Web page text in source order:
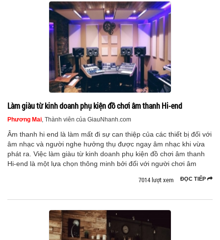
Làm giàu từ kinh doanh phụ kiện đồ chơi âm thanh Hi-end
Phương Mai, Thành viên của GiauNhanh.com
Âm thanh hi end là làm mất đi sự can thiệp của các thiết bị đối với
âm nhạc và người nghe hưởng thụ được ngay âm nhạc khi vừa
phát ra. Việc làm giàu từ kinh doanh phụ kiện đồ chơi âm thanh
Hi-end là một lựa chọn thông minh bởi đối với người chơi âm
ĐỌC TIẾP
7014 lượt xem